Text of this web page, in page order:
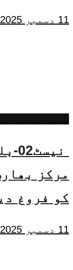
11 دسمبر 2025
مرکز
کو فروغ
11 دسمبر 2025